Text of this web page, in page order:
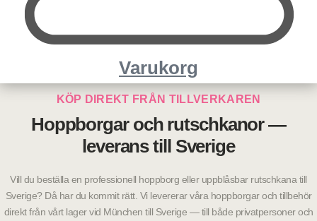
Varukorg
KÖP DIREKT FRÅN TILLVERKAREN
Hoppborgar och rutschkanor —
leverans till Sverige
Vill du beställa en professionell hoppborg eller uppblåsbar rutschkana till
Sverige? Då har du kommit rätt. Vi levererar våra hoppborgar och tillbehör
direkt från vårt lager vid München till Sverige — till både privatpersoner och